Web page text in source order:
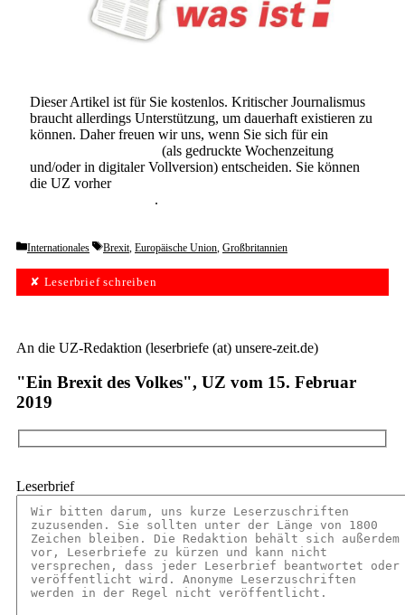
Dieser Artikel ist für Sie kostenlos. Kritischer Journalismus
braucht allerdings Unterstützung, um dauerhaft existieren zu
können. Daher freuen wir uns, wenn Sie sich für ein
(als gedruckte Wochenzeitung
und/oder in digitaler Vollversion) entscheiden. Sie können
die UZ vorher
.
Categories
Internationales Tags
Brexit, Europäische Union, Großbritannien
✘ Leserbrief schreiben
An die UZ-Redaktion (leserbriefe (at) unsere-zeit.de)
"Ein Brexit des Volkes", UZ vom 15. Februar
2019
Leserbrief